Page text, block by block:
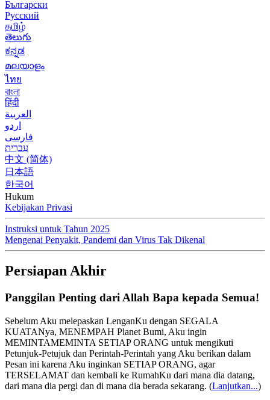
Български
Русский
தமிழ்
తెలుగు
ಕನ್ನಡ
മലയാളം
ไทย
বাংলা
हिंदी
العربية
اردو
فارسی
עִברִית
中文 (简体)
日本語
한국어
Hukum
Kebijakan Privasi
Instruksi untuk Tahun 2025
Mengenai Penyakit, Pandemi dan Virus Tak Dikenal
Persiapan Akhir
Panggilan Penting dari Allah Bapa kepada Semua!
Sebelum Aku melepaskan LenganKu dengan SEGALA
KUATANya, MENEMPAH Planet Bumi, Aku ingin
MEMINTAMEMINTA SETIAP ORANG untuk mengikuti
Petunjuk-Petujuk dan Perintah-Perintah yang Aku berikan dalam
Pesan ini karena Aku inginkan SETIAP ORANG, agar
TERSELAMAT dan kembali ke RumahKu dari mana dia datang,
dari mana dia pergi dan di mana dia berada sekarang. (Lanjutkan...)